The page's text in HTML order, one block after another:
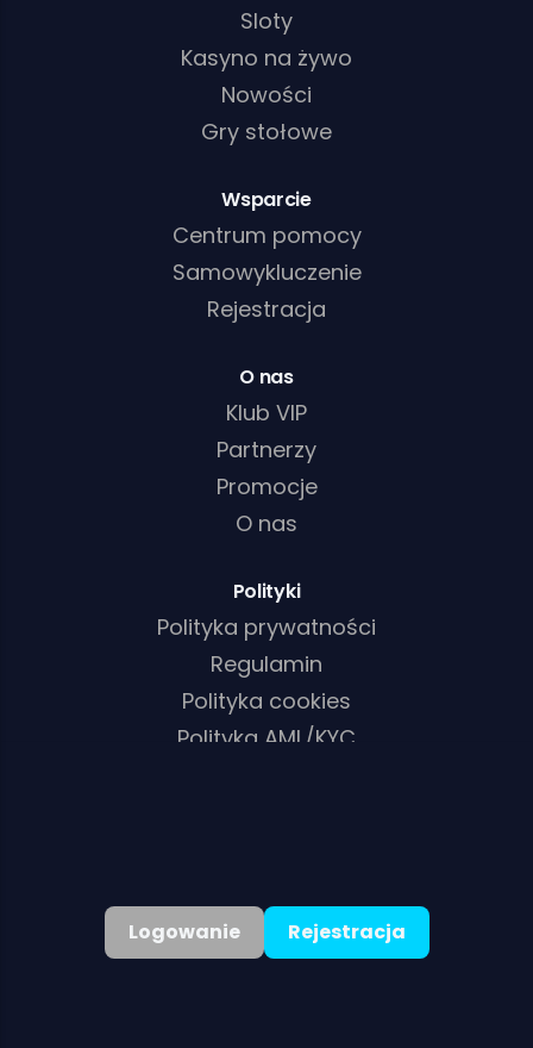
Sloty
Kasyno na żywo
Nowości
Gry stołowe
Wsparcie
Centrum pomocy
Samowykluczenie
Rejestracja
O nas
Klub VIP
Partnerzy
Promocje
O nas
Polityki
Polityka prywatności
Regulamin
Polityka cookies
Polityka AML/KYC
Polski ▾
©2026. Wszelkie prawa zastrzeżone
Bonus Powitalny:
Logowanie Rejestracja